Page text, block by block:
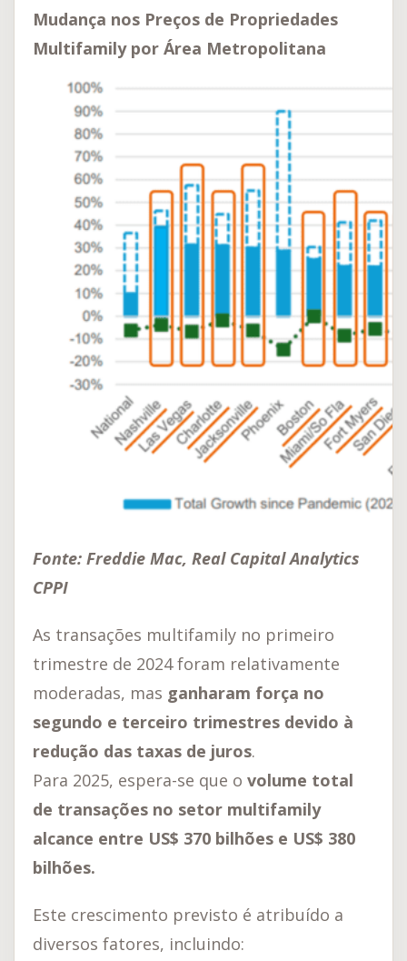
Mudança nos Preços de Propriedades
Multifamily por Área Metropolitana
Fonte: Freddie Mac, Real Capital Analytics
CPPI
As transações multifamily no primeiro
trimestre de 2024 foram relativamente
moderadas, mas ganharam força no
segundo e terceiro trimestres devido à
redução das taxas de juros.
Para 2025, espera-se que o volume total
de transações no setor multifamily
alcance entre US$ 370 bilhões e US$ 380
bilhões.
Este crescimento previsto é atribuído a
diversos fatores, incluindo: